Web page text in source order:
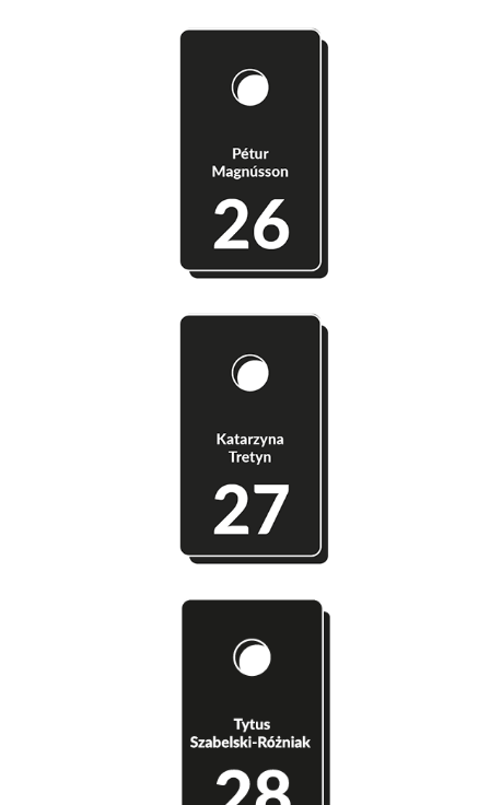
Szatnia 26 -  Pétur Magnússon
Szatnia 27 - Katarzyna Tretyn
Szatnia 28 - Tytus Szabelski-Różniak